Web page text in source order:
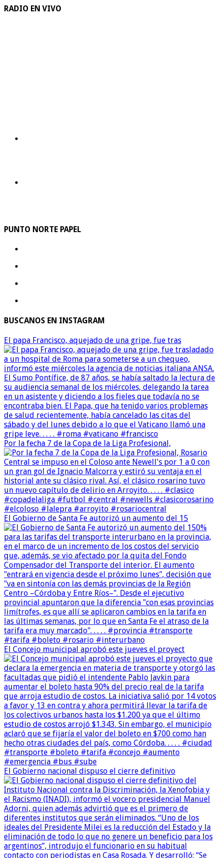
RADIO EN VIVO
PUNTO NORTE PAPEL
BUSCANOS EN INSTAGRAM
El papa Francisco, aquejado de una gripe, fue tras
Por la fecha 7 de la Copa de la Liga Profesional,
El Gobierno de Santa Fe autorizó un aumento del 15
El Concejo municipal aprobó este jueves el proyect
El Gobierno nacional dispuso el cierre definitivo